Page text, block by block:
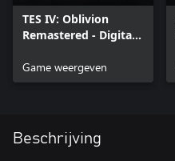
TES IV: Oblivion
Remastered - Digital
Soundtrack
Game weergeven
Beschrijving